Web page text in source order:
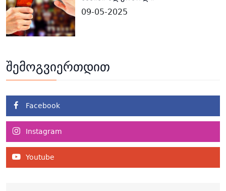
09-05-2025
შემოგვიერთდით
Facebook
Instagram
Youtube